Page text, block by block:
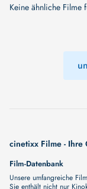
Keine ähnliche Filme
cinetixx Filme -
Film-Datenbank
Unsere umfangreiche
Sie enthält nicht nur